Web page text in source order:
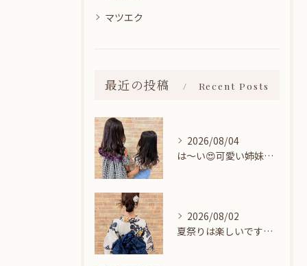
マツエク
最近の投稿 Recent Posts
2026/08/04
は〜い😍可愛い姉妹ちゃん👭
2026/08/02
夏祭りは楽しいですね👘